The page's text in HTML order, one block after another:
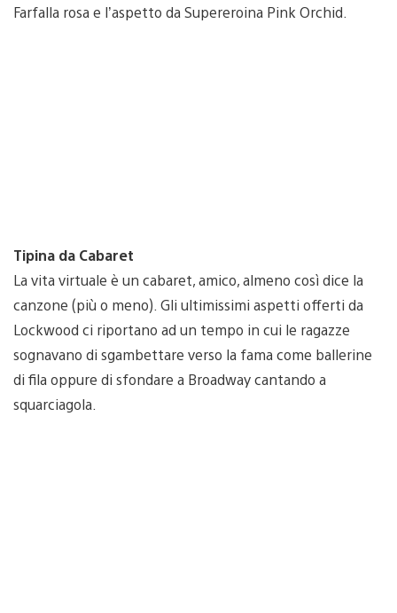
Farfalla rosa e l’aspetto da Supereroina Pink Orchid.
Tipina da Cabaret
La vita virtuale è un cabaret, amico, almeno così dice la
canzone (più o meno). Gli ultimissimi aspetti offerti da
Lockwood ci riportano ad un tempo in cui le ragazze
sognavano di sgambettare verso la fama come ballerine
di fila oppure di sfondare a Broadway cantando a
squarciagola.